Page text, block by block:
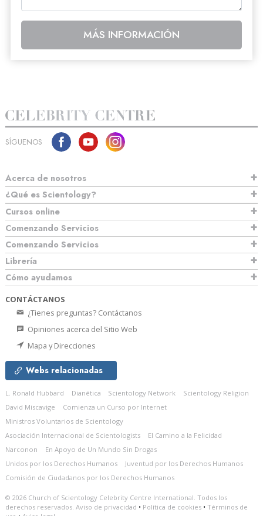
MÁS INFORMACIÓN
SÍGUENOS
Acerca de nosotros
¿Qué es Scientology?
Cursos online
Comenzando Servicios
Comenzando Servicios
Librería
Cómo ayudamos
CONTÁCTANOS
¿Tienes preguntas? Contáctanos
Opiniones acerca del Sitio Web
Mapa y Direcciones
Webs relacionadas
L. Ronald Hubbard Dianética Scientology Network
Scientology Religion
David Miscavige
Comienza un Curso por Internet
Ministros Voluntarios de Scientology
Asociación Internacional de Scientologists
El Camino a la Felicidad
Narconon
En Apoyo de Un Mundo Sin Drogas
Unidos por los Derechos Humanos
Juventud por los Derechos Humanos
Comisión de Ciudadanos por los Derechos Humanos
© 2026 Church of Scientology Celebrity Centre International. Todos los
derechos reservados. Aviso de privacidad • Política de cookies • Términos de